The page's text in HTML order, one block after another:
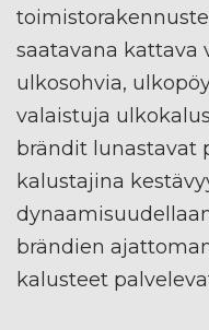
saatavana kattava
ulkosohvia,
valaistuja
brändit lunastavat
kalustajina
brändien
kalusteet